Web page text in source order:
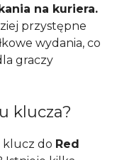
na kuriera.
przystępne
wydania, co
graczy
klucza?
klucz do Red